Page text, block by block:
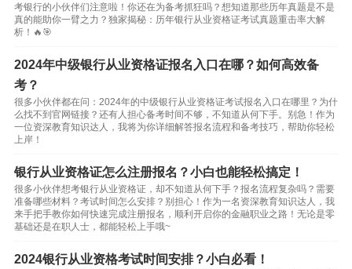
考银行的小伙伴们注意啦！你还在为备考抓狂吗？想知道那些历年真题是不是
真的能助你一臂之力？独家揭秘：历年银行从业资格证考试真题重击率大解
析！🔥🎯
2024年中级银行从业资格证报名入口在哪？如何高效备
考？
很多小伙伴都在问：2024年的中级银行从业资格证考试报名入口在哪里？为什
么找不到官网链接？还有人担心备考时间不够，不知道从何下手。别急！作为
一位资深教育知识达人，我将为你详细解答报名流程和备考技巧，帮助你轻松
上岸！
银行从业资格证怎么注册报名？小白也能轻松搞定！
很多小伙伴想考银行从业资格证，却不知道从何下手？报名流程复杂吗？需要
准备哪些材料？考试时间怎么安排？别担心！作为一名资深教育知识达人，我
来手把手教你如何快速完成注册报名，顺利开启你的金融职业之路！无论是零
基础还是在职人士，都能轻松上手哦~
2024银行从业资格考试时间安排？小白必看！